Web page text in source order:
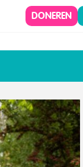
DONEREN